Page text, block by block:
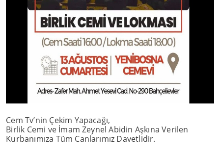
Cem Tv’nin Çekim Yapacağı,
Birlik Cemi ve İmam Zeynel Abidin Aşkına Verilen
Kurbanımıza Tüm Canlarımız Davetlidir.